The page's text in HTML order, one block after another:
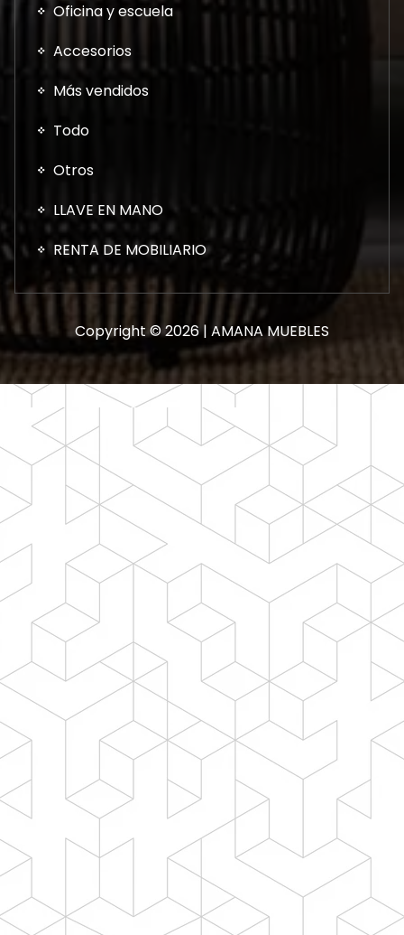
Oficina y escuela
Accesorios
Más vendidos
Todo
Otros
LLAVE EN MANO
RENTA DE MOBILIARIO
Copyright © 2026 | AMANA MUEBLES